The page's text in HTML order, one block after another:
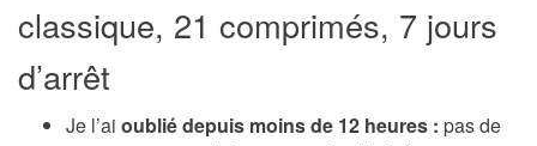
classique, 21 comprimés, 7 jours
d’arrêt
Je l’ai oublié depuis moins de 12 heures : pas de